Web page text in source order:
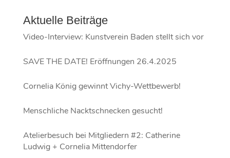
Aktuelle Beiträge
Video-Interview: Kunstverein Baden stellt sich vor
SAVE THE DATE! Eröffnungen 26.4.2025
Cornelia König gewinnt Vichy-Wettbewerb!
Menschliche Nacktschnecken gesucht!
Atelierbesuch bei Mitgliedern #2: Catherine
Ludwig + Cornelia Mittendorfer